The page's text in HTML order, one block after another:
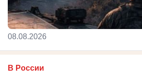
08.08.2026
В России